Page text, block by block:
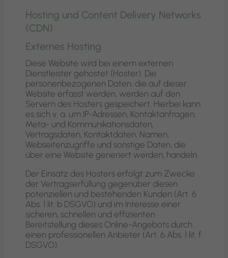
Hosting und Content Delivery Networks
(CDN)
Externes Hosting
Diese Website wird bei einem externen
Dienstleister gehostet (Hoster). Die
personenbezogenen Daten, die auf dieser
Website erfasst werden, werden auf den
Servern des Hosters gespeichert. Hierbei kann
es sich v. a. um IP-Adressen, Kontaktanfragen,
Meta- und Kommunikationsdaten,
Vertragsdaten, Kontaktdaten, Namen,
Webseitenzugriffe und sonstige Daten, die
über eine Website generiert werden, handeln.
Der Einsatz des Hosters erfolgt zum Zwecke
der Vertragserfüllung gegenüber diesen
potenziellen und bestehenden Kunden (Art. 6
Abs. 1 lit. b DSGVO) und im Interesse einer
sicheren, schnellen und effizienten
Bereitstellung dieses Online-Angebots durch
einen professionellen Anbieter (Art. 6 Abs. 1 lit. f
DSGVO).